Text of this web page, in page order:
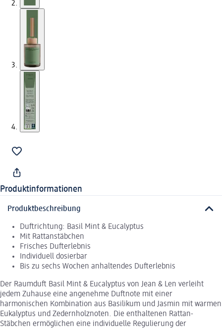
Produktinformationen
Produktbeschreibung
Duftrichtung: Basil Mint & Eucalyptus
Mit Rattanstäbchen
Frisches Dufterlebnis
Individuell dosierbar
Bis zu sechs Wochen anhaltendes Dufterlebnis
Der Raumduft Basil Mint & Eucalyptus von Jean & Len verleiht
jedem Zuhause eine angenehme Duftnote mit einer
harmonischen Kombination aus Basilikum und Jasmin mit warmen
Eukalyptus und Zedernholznoten. Die enthaltenen Rattan-
Stäbchen ermöglichen eine individuelle Regulierung der